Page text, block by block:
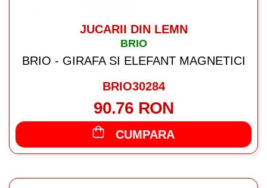
JUCARII DIN LEMN
BRIO
BRIO - GIRAFA SI ELEFANT MAGNETICI
BRIO30284
90.76 RON
CUMPARA